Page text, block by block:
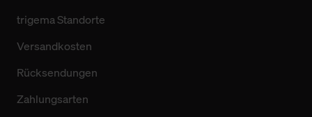
trigema Standorte
Versandkosten
Rücksendungen
Zahlungsarten